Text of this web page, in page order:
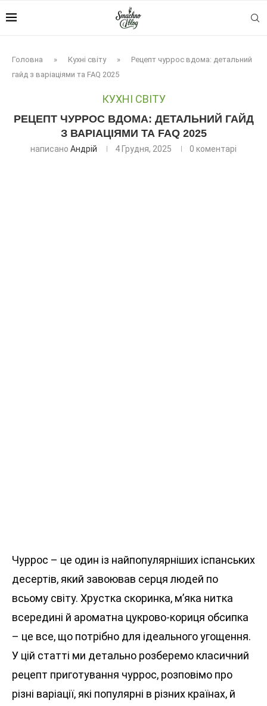
Головна » Кухні світу »
Рецепт чуррос вдома: детальний
гайд з варіаціями та FAQ 2025
КУХНІ СВІТУ
РЕЦЕПТ ЧУРРОС ВДОМА: ДЕТАЛЬНИЙ ГАЙД
З ВАРІАЦІЯМИ ТА FAQ 2025
написано Андрій 4 Грудня, 2025 0 коментарі
Чуррос – це один із найпопулярніших іспанських
десертів, який завоював серця людей по
всьому світу. Хрустка скоринка, м’яка нитка
всередині й ароматна цукрово-кориця обсипка
– це все, що потрібно для ідеального угощення.
У цій статті ми детально розберемо класичний
рецепт приготування чуррос, розповімо про
різні варіації, які популярні в різних країнах, й